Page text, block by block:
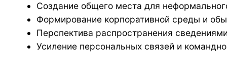
Создание общего места для
Формирование корпоративной среды и
Перспектива распространения
Усиление персональных связей и